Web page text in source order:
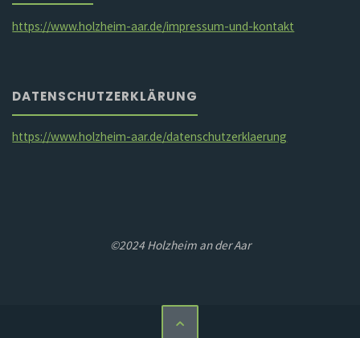
https://www.holzheim-aar.de/impressum-und-kontakt
DATENSCHUTZERKLÄRUNG
https://www.holzheim-aar.de/datenschutzerklaerung
©2024 Holzheim an der Aar